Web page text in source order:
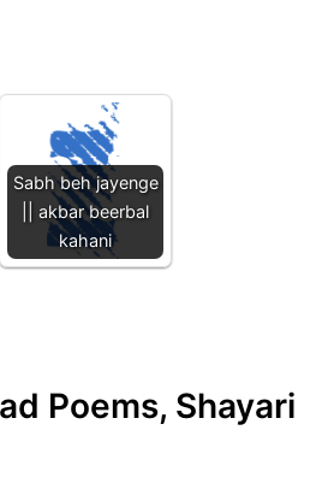
Sabh beh jayenge
|| akbar beerbal
kahani
Poems, Shayari